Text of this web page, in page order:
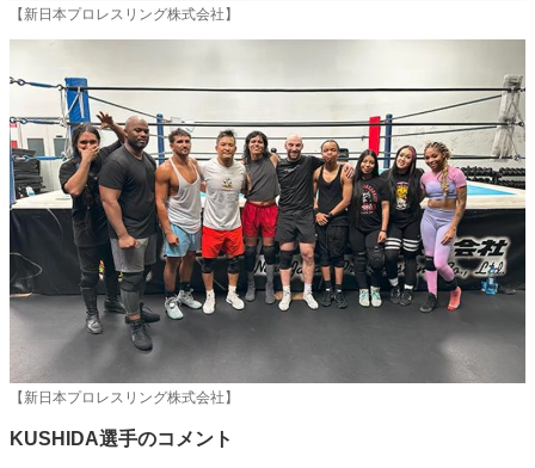
【新日本プロレスリング株式会社】
【新日本プロレスリング株式会社】
KUSHIDA選手のコメント